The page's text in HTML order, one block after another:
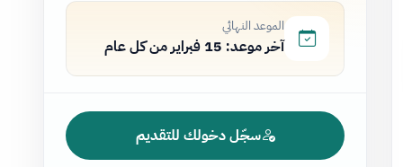
الموعد النهائي
آخر موعد: 15 فبراير من كل عام
سجّل دخولك للتقديم